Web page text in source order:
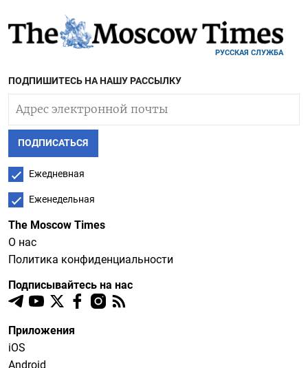
РУССКАЯ СЛУЖБА
ПОДПИШИТЕСЬ НА НАШУ РАССЫЛКУ
ПОДПИСАТЬСЯ
Ежедневная
Еженедельная
The Moscow Times
О нас
Политика конфиденциальности
Подписывайтесь на нас
Приложения
iOS
Android